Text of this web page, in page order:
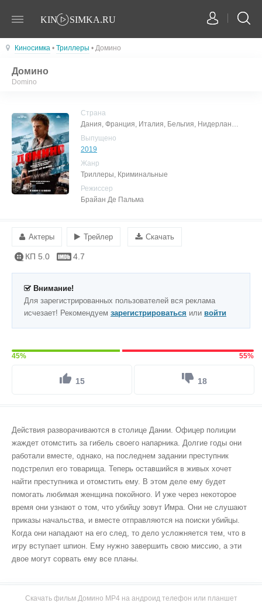
Киносимка • Триллеры • Домино
Домино
Domino
Страна
Дания, Франция, Италия, Бельгия, Нидерланды
Выпущено
2019
Жанр
Триллеры, Криминальные
Режиссер
Брайан Де Пальма
Актеры Трейлер Скачать
КП 5.0 4.7
Внимание!
Для зарегистрированных пользователей вся реклама
исчезает! Рекомендуем зарегистрироваться или войти
45% 55%
15 18
Действия разворачиваются в столице Дании. Офицер полиции
жаждет отомстить за гибель своего напарника. Долгие годы они
работали вместе, однако, на последнем задании преступник
подстрелил его товарища. Теперь оставшийся в живых хочет
найти преступника и отомстить ему. В этом деле ему будет
помогать любимая женщина покойного. И уже через некоторое
время они узнают о том, что убийцу зовут Имра. Они не слушают
приказы начальства, и вместе отправляются на поиски убийцы.
Когда они нападают на его след, то дело усложняется тем, что в
игру вступает шпион. Ему нужно завершить свою миссию, а эти
двое могут сорвать ему все планы.
Скачать фильм Домино MP4 на андроид телефон или планшет